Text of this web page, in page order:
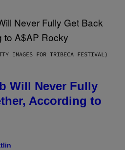
IMAGES FOR TRIBECA FESTIVAL)
Will Never Fully
According to